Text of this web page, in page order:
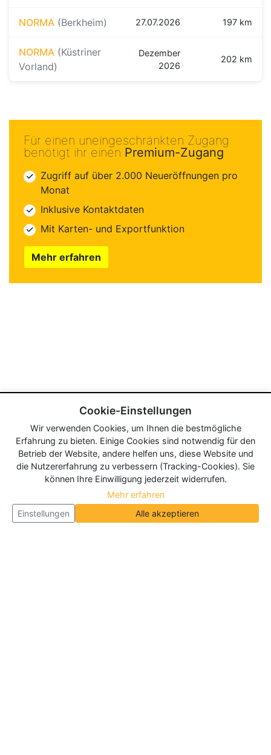
NORMA (Berkheim) 27.07.2026 197 km
NORMA (Küstriner
Vorland)
Dezember
2026
202 km
Für einen uneingeschränkten Zugang
benötigt ihr einen Premium-Zugang
Zugriff auf über 2.000 Neueröffnungen pro
Monat
Inklusive Kontaktdaten
Mit Karten- und Exportfunktion
Mehr erfahren
Cookie-Einstellungen
Wir verwenden Cookies, um Ihnen die bestmögliche
Erfahrung zu bieten. Einige Cookies sind notwendig für den
Betrieb der Website, andere helfen uns, diese Website und
die Nutzererfahrung zu verbessern (Tracking-Cookies). Sie
können Ihre Einwilligung jederzeit widerrufen.
Mehr erfahren
Einstellungen
Alle akzeptieren